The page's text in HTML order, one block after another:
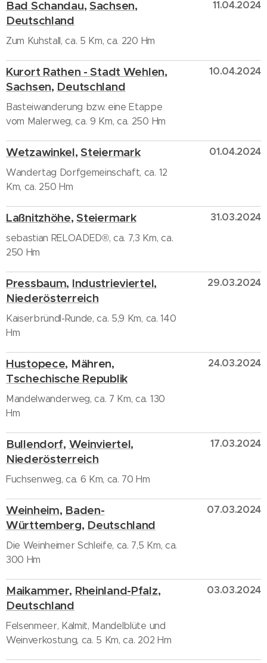
Bad Schandau,Sachsen,
Deutschland
Zum Kuhstall, ca. 5 Km, ca. 220 Hm
11.04.2024
Kurort Rathen - Stadt Wehlen,
Sachsen, Deutschland
Basteiwanderung bzw. eine Etappe
vom Malerweg, ca. 9 Km, ca. 250 Hm
10.04.2024
Wetzawinkel,Steiermark
Wandertag Dorfgemeinschaft, ca. 12
Km, ca. 250 Hm
01.04.2024
Laßnitzhöhe,Steiermark
sebastian RELOADED®, ca. 7,3 Km, ca.
250 Hm
31.03.2024
Pressbaum, Industrieviertel,
Niederösterreich
Kaiserbründl-Runde, ca. 5,9 Km, ca. 140
Hm
29.03.2024
Hustopece, Mähren,
Tschechische Republik
Mandelwanderweg, ca. 7 Km, ca. 130
Hm
24.03.2024
Bullendorf, Weinviertel,
Niederösterreich
Fuchsenweg, ca. 6 Km, ca. 70 Hm
17.03.2024
Weinheim, Baden-
Württemberg, Deutschland
Die Weinheimer Schleife, ca. 7,5 Km, ca.
300 Hm
07.03.2024
Maikammer, Rheinland-Pfalz,
Deutschland
Felsenmeer, Kalmit, Mandelblüte und
Weinverkostung, ca. 5 Km, ca. 202 Hm
03.03.2024